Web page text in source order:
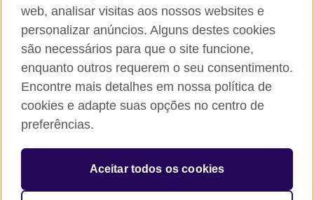
British Council global
Comentários e reclamações
Política de privacidade e termos de uso
© 2026 British Council
The United Kingdom’s international organisation for cultural
web, analisar visitas aos nossos websites e
personalizar anúncios. Alguns destes cookies
são necessários para que o site funcione,
enquanto outros requerem o seu consentimento.
Encontre mais detalhes em nossa política de
cookies e adapte suas opções no centro de
preferências.
Aceitar todos os cookies